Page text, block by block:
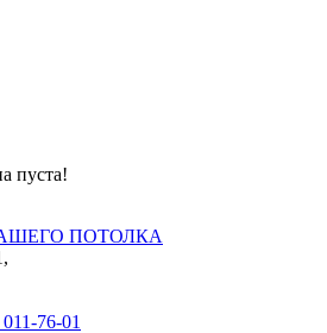
пуста!
ПОТОЛКА
011-76-01